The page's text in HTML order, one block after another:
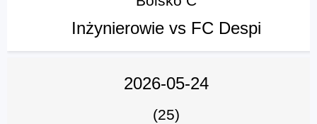
Inżynierowie vs FC Despi
2026-05-24
(25)